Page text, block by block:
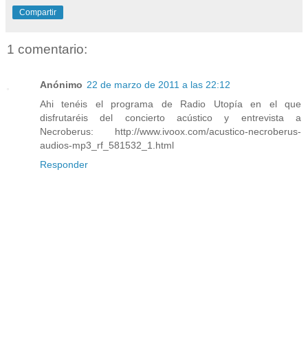
Compartir
1 comentario:
Anónimo 22 de marzo de 2011 a las 22:12
Ahi tenéis el programa de Radio Utopía en el que
disfrutaréis del concierto acústico y entrevista a
Necroberus: http://www.ivoox.com/acustico-necroberus-
audios-mp3_rf_581532_1.html
Responder